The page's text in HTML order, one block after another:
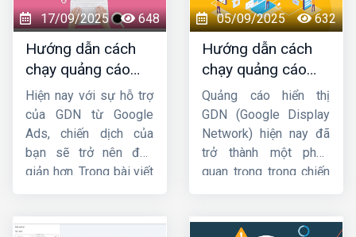
muốn thu hút khách
hàng, doanh nghiệp
không nên bỏ qua công
cụ này. Hãy cùngCông
ty HIGkhám phá chi
tiết về cách thiết lập
quảng cáo trên
Google Mapsnhé.
thế, trong bài viết hôm
nayHIGsẽ giới thiệu
đến bạn cách đặt
quảng cáo Google
Adsense trên Website
sao cho nhanh chóng
và dễ dàng nhất!
17/09/2025 648
Hướng dẫn cách
chạy quảng cáo
GDN trên YouTube
mới nhất
Hiện nay với sự hỗ trợ
của GDN từ Google
Ads, chiến dịch của
bạn sẽ trở nên đơn
giản hơn. Trong bài viết
cách chạy quảng cáo
05/09/2025 632
Hướng dẫn cách
chạy quảng cáo
GDN hiệu quả, bứt
phá doanh thu
Quảng cáo hiển thị
GDN (Google Display
Network) hiện nay đã
trở thành một phần
quan trọng trong chiến
Trong bài viết này,HIG